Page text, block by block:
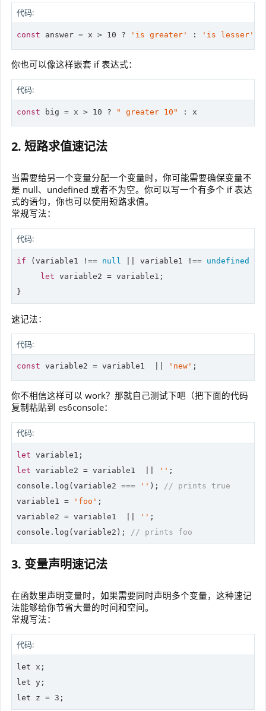
代码:
const answer = x > 10 ? 'is greater' : 'is lesser'
你也可以像这样嵌套 if 表达式：
代码:
const big = x > 10 ? " greater 10" : x
2. 短路求值速记法
当需要给另一个变量分配一个变量时，你可能需要确保变量不
是 null、undefined 或者不为空。你可以写一个有多个 if 表达
式的语句，你也可以使用短路求值。
常规写法：
代码:
if (variable1 !== null || variable1 !== undefined
let variable2 = variable1;
}
速记法：
代码:
const variable2 = variable1  || 'new' ;
你不相信这样可以 work？那就自己测试下吧（把下面的代码
复制粘贴到 es6console：
代码:
let
let variable2 = variable1  || ''
console .log(variable2 === '' );
// prints true
variable1 =
'foo' ;
variable2 = variable1  ||
''
console .log(variable2); // prints foo
3. 变量声明速记法
在函数里声明变量时，如果需要同时声明多个变量，这种速记
法能够给你节省大量的时间和空间。
常规写法：
代码:
let
let
let z = 3;